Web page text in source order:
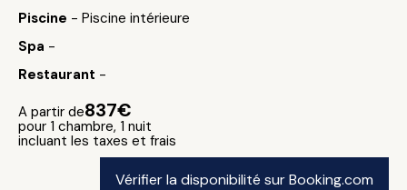
Piscine - Piscine intérieure
Spa -
Restaurant -
A partir de837€
pour 1 chambre, 1 nuit
incluant les taxes et frais
Vérifier la disponibilité sur Booking.com